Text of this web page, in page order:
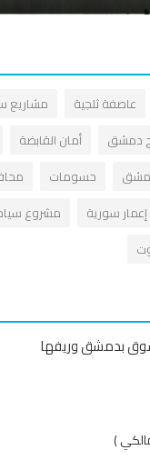
ثلجية
مشاريع سكنية
أمان القابضة
حسومات
محافظة
سورية
مشروع سياحي
وريفها
)